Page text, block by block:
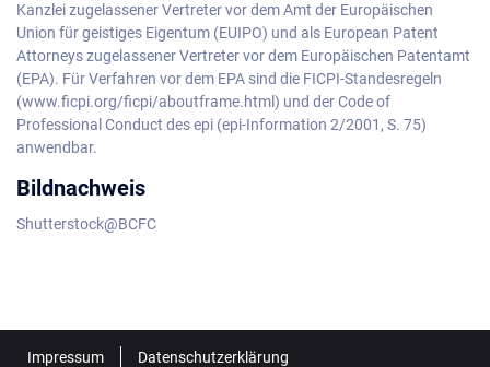
Kanzlei zugelassener Vertreter vor dem Amt der Europäischen
Union für geistiges Eigentum (EUIPO) und als European Patent
Attorneys zugelassener Vertreter vor dem Europäischen Patentamt
(EPA). Für Verfahren vor dem EPA sind die FICPI-Standesregeln
(www.ficpi.org/ficpi/aboutframe.html) und der Code of
Professional Conduct des epi (epi-Information 2/2001, S. 75)
anwendbar.
Bildnachweis
Shutterstock@BCFC
Impressum Datenschutzerklärung